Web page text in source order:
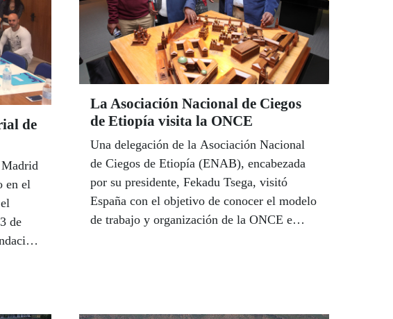
de
en el
de
La Asociación Nacional de Ciegos
de Etiopía visita la ONCE
Una delegación de la Asociación Nacional
de Ciegos de Etiopía (ENAB), encabezada
por su presidente, Fekadu Tsega, visitó
España con el objetivo de conocer el modelo
de trabajo y organización de la ONCE e